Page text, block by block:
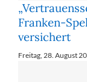
Franken-
versichert
Freitag, 28. August